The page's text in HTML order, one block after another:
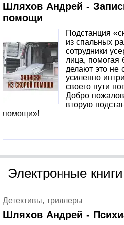
Шляхов Андрей -
помощи
Подстанция
из спальных
сотрудники
лица, помогая
делают это не
усиленно
своего пути
Добро
вторую
помощи»!
Электронные
Детективы, триллеры
Шляхов Андрей -